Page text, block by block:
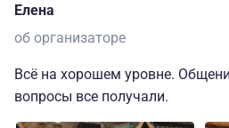
Елена
об организаторе
Всё на хорошем уровне.
вопросы все получали.